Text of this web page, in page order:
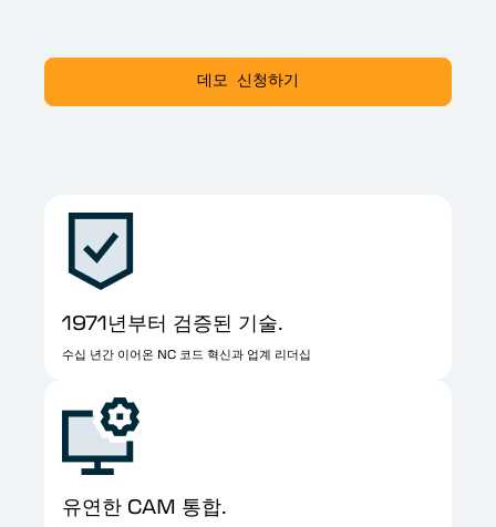
데모 신청하기
1971년부터 검증된 기술.
수십 년간 이어온 NC 코드 혁신과 업계 리더십
유연한 CAM 통합.